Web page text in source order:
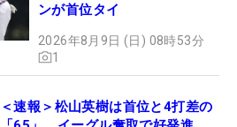
ンが首位タイ
2026年8月9日 (日) 08時53分
1
＜速報＞松山英樹は首位と4打差の